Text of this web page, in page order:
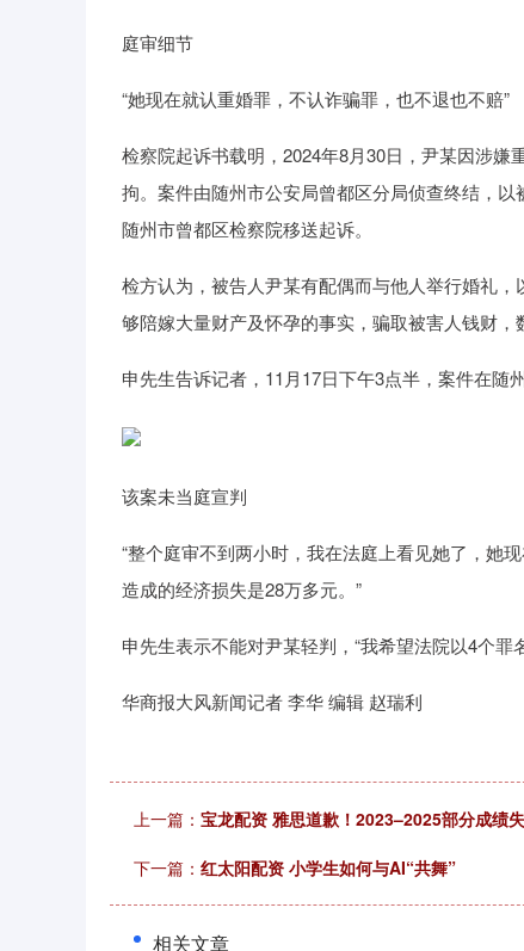
庭审细节
“她现在就认重婚罪，不认诈骗罪，也不退也不赔”
检察院起诉书载明，2024年8月30日，尹某因涉
拘。案件由随州市公安局曾都区分局侦查终结，
随州市曾都区检察院移送起诉。
检方认为，被告人尹某有配偶而与他人举行婚礼
够陪嫁大量财产及怀孕的事实，骗取被害人钱财，
申先生告诉记者，11月17日下午3点半，案件在随
该案未当庭宣判
“整个庭审不到两小时，我在法庭上看见她了，她
造成的经济损失是28万多元。”
申先生表示不能对尹某轻判，“我希望法院以4个
华商报大风新闻记者 李华 编辑 赵瑞利
上一篇： 宝龙配资 雅思道歉！2023–2025部分成绩
下一篇： 红太阳配资 小学生如何与AI“共舞”
相关文章